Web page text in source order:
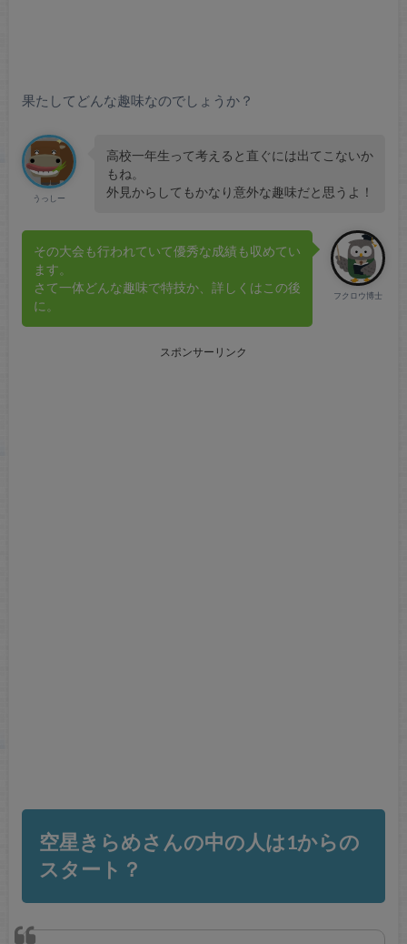
果たしてどんな趣味なのでしょうか？
うっしー
高校一年生って考えると直ぐには出てこないか
もね。
外見からしてもかなり意外な趣味だと思うよ！
フクロウ博士
その大会も行われていて優秀な成績も収めてい
ます。
さて一体どんな趣味で特技か、詳しくはこの後
に。
スポンサーリンク
空星きらめさんの中の人は1からの
スタート？